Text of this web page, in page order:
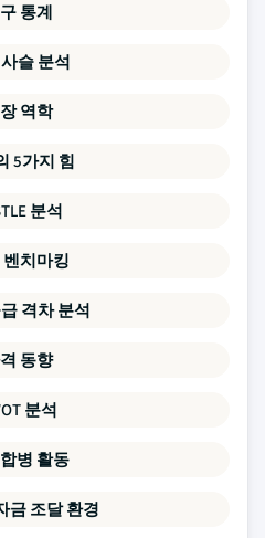
통계
슬 분석
역학
5가지 힘
분석
벤치마킹
격차 분석
동향
분석
병 활동
금 조달 환경